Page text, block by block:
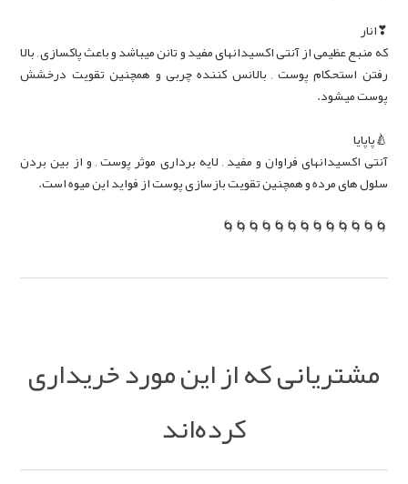
❣انار
که منبع عظیمی از آنتی اکسیدانهای مفید و تانن میباشد و باعث پاکسازی , بالا
رفتن استحکام پوست , بالانس کننده چربی و همچنین تقویت درخشش
پوست میشود.
🍐پاپایا
آنتی اکسیدانهای فراوان و مفید , لایه برداری موثر پوست , و از بین بردن
سلول های مرده و همچنین تقویت بازسازی پوست از فواید این میوه است.
🌀🌀🌀🌀🌀🌀🌀🌀🌀🌀🌀🌀🌀
مشتریانی که از این مورد خریداری
کرده‌اند